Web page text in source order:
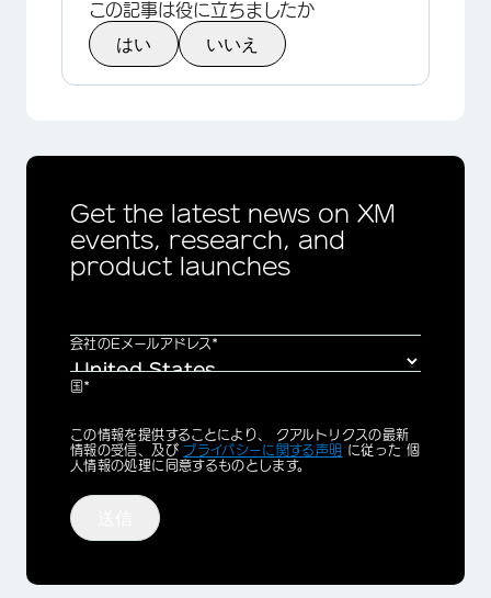
この記事は役に立ちましたか
はい いいえ
Get the latest news on XM
events, research, and
product launches
会社のEメールアドレス*
国*
Privacy
Optin
この情報を提供することにより、 クアルトリクスの最新
情報の受信、及び プライバシーに関する声明 に従った 個
人情報の処理に同意するものとします。